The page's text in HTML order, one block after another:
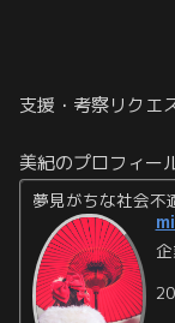
支援・考察リクエ
美紀のプロフィー
夢見がちな社会不